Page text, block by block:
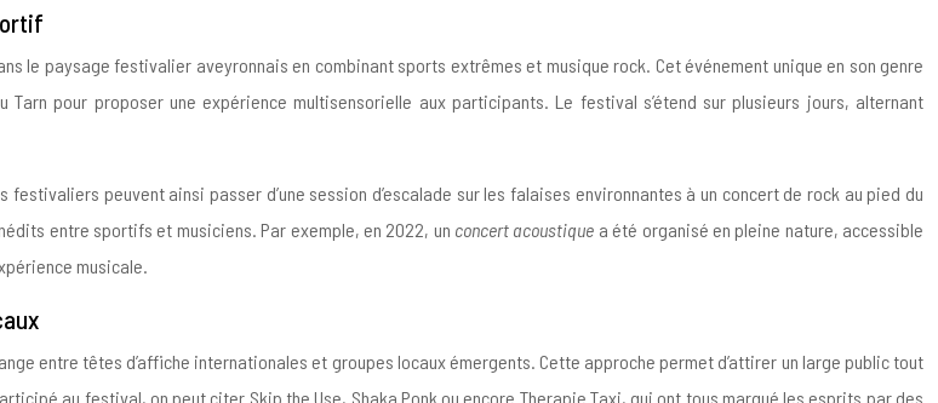
le paysage festivalier aveyronnais en combinant sports extrêmes et musique rock. Cet événement unique en son genre
pour proposer une expérience multisensorielle aux participants. Le festival s’étend sur plusieurs jours, alternant
peuvent ainsi passer d’une session d’escalade sur les falaises environnantes à un concert de rock au pied du
entre sportifs et musiciens. Par exemple, en 2022, un concert acoustique a été organisé en pleine nature, accessible
musicale.
entre têtes d’affiche internationales et groupes locaux émergents. Cette approche permet d’attirer un large public tout
au festival, on peut citer Skip the Use, Shaka Ponk ou encore Therapie Taxi, qui ont tous marqué les esprits par des